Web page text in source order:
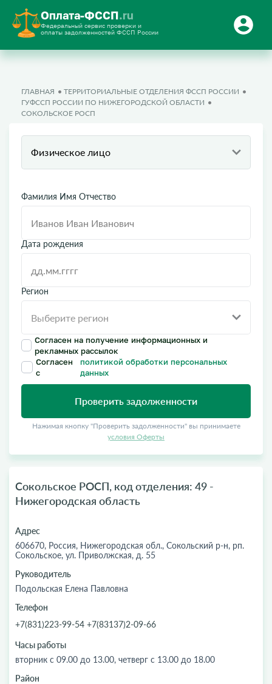
Оплата-ФССП.ru
Федеральный сервис проверки и
оплаты задолженностей ФССП России
ГЛАВНАЯ
ТЕРРИТОРИАЛЬНЫЕ ОТДЕЛЕНИЯ ФССП РОССИИ
ГУФССП РОССИИ ПО НИЖЕГОРОДСКОЙ ОБЛАСТИ
СОКОЛЬСКОЕ РОСП
Физическое лицо
Фамилия Имя Отчество
Дата рождения
Регион
Согласен на получение информационных и
рекламных рассылок
Согласен
с
политикой обработки персональных
данных
Проверить задолженности
Нажимая кнопку "Проверить задолженности" вы принимаете
условия Оферты
Сокольское РОСП, код отделения: 49 -
Нижегородская область
Адрес
606670, Россия, Нижегородская обл., Сокольский р-н, рп.
Сокольское, ул. Приволжская, д. 55
Руководитель
Подольская Елена Павловна
Телефон
+7(831)223-99-54 +7(83137)2-09-66
Часы работы
вторник с 09.00 до 13.00, четверг с 13.00 до 18.00
Район